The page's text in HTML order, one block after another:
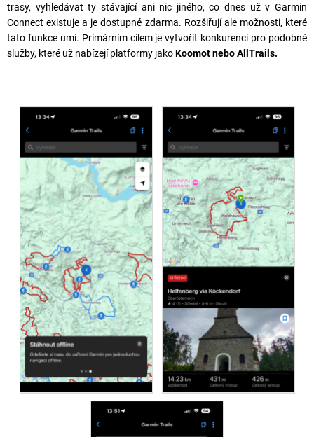
trasy, vyhledávat ty stávající ani nic jiného, co dnes už v Garmin
Connect existuje a je dostupné zdarma. Rozšiřují ale možnosti, které
tato funkce umí. Primárním cílem je vytvořit konkurenci pro podobné
služby, které už nabízejí platformy jakoKoomot nebo AllTrails.